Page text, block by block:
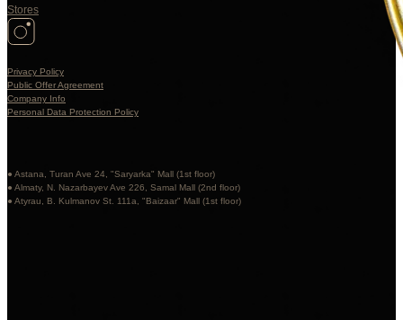
Stores
Privacy Policy
Public Offer Agreement
Company Info
Personal Data Protection Policy
● Astana, Turan Ave 24, "Saryarka" Mall (1st floor)
● Almaty, N. Nazarbayev Ave 226, Samal Mall (2nd floor)
● Atyrau, B. Kulmanov St. 111a, "Baizaar" Mall (1st floor)